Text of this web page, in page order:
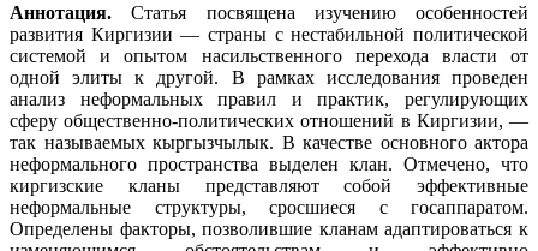
Аннотация. Статья посвящена изучению особенностей
развития Киргизии — страны с нестабильной политической
системой и опытом насильственного перехода власти от
одной элиты к другой. В рамках исследования проведен
анализ неформальных правил и практик, регулирующих
сферу общественно-политических отношений в Киргизии, —
так называемых кыргызчылык. В качестве основного актора
неформального пространства выделен клан. Отмечено, что
киргизские кланы представляют собой эффективные
неформальные структуры, сросшиеся с госаппаратом.
Определены факторы, позволившие кланам адаптироваться к